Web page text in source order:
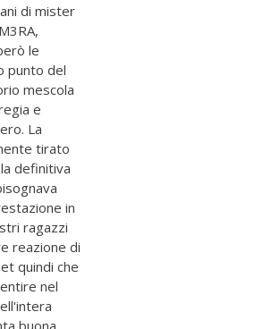
di mister
le
punto del
mescola
e
La
tirato
definitiva
in
ragazzi
reazione di
quindi che
nel
buona